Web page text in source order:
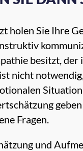
holen Sie Ihre
besitzt, der
nicht
Fragen.
und